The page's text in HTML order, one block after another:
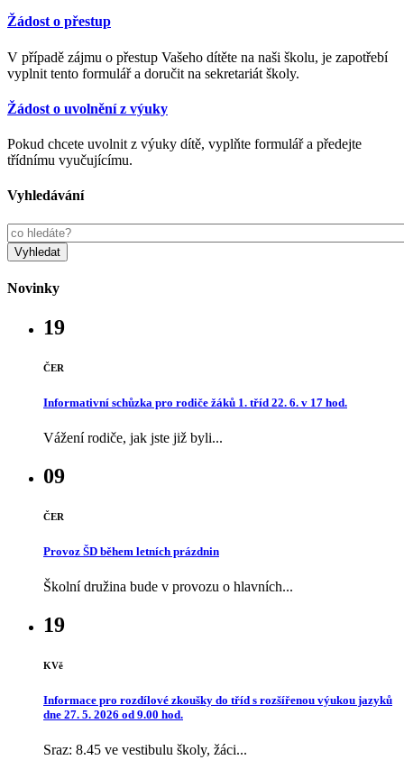
Žádost o přestup
V případě zájmu o přestup Vašeho dítěte na naši školu, je zapotřebí
vyplnit tento formulář a doručit na sekretariát školy.
Žádost o uvolnění z výuky
Pokud chcete uvolnit z výuky dítě, vyplňte formulář a předejte
třídnímu vyučujícímu.
Vyhledávání
Novinky
19
ČER
Informativní schůzka pro rodiče žáků 1. tříd 22. 6. v 17 hod.
Vážení rodiče, jak jste již byli...
09
ČER
Provoz ŠD během letních prázdnin
Školní družina bude v provozu o hlavních...
19
KVě
Informace pro rozdílové zkoušky do tříd s rozšířenou výukou jazyků
dne 27. 5. 2026 od 9.00 hod.
Sraz: 8.45 ve vestibulu školy, žáci...